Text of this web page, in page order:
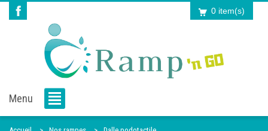
0 item(s)
Menu